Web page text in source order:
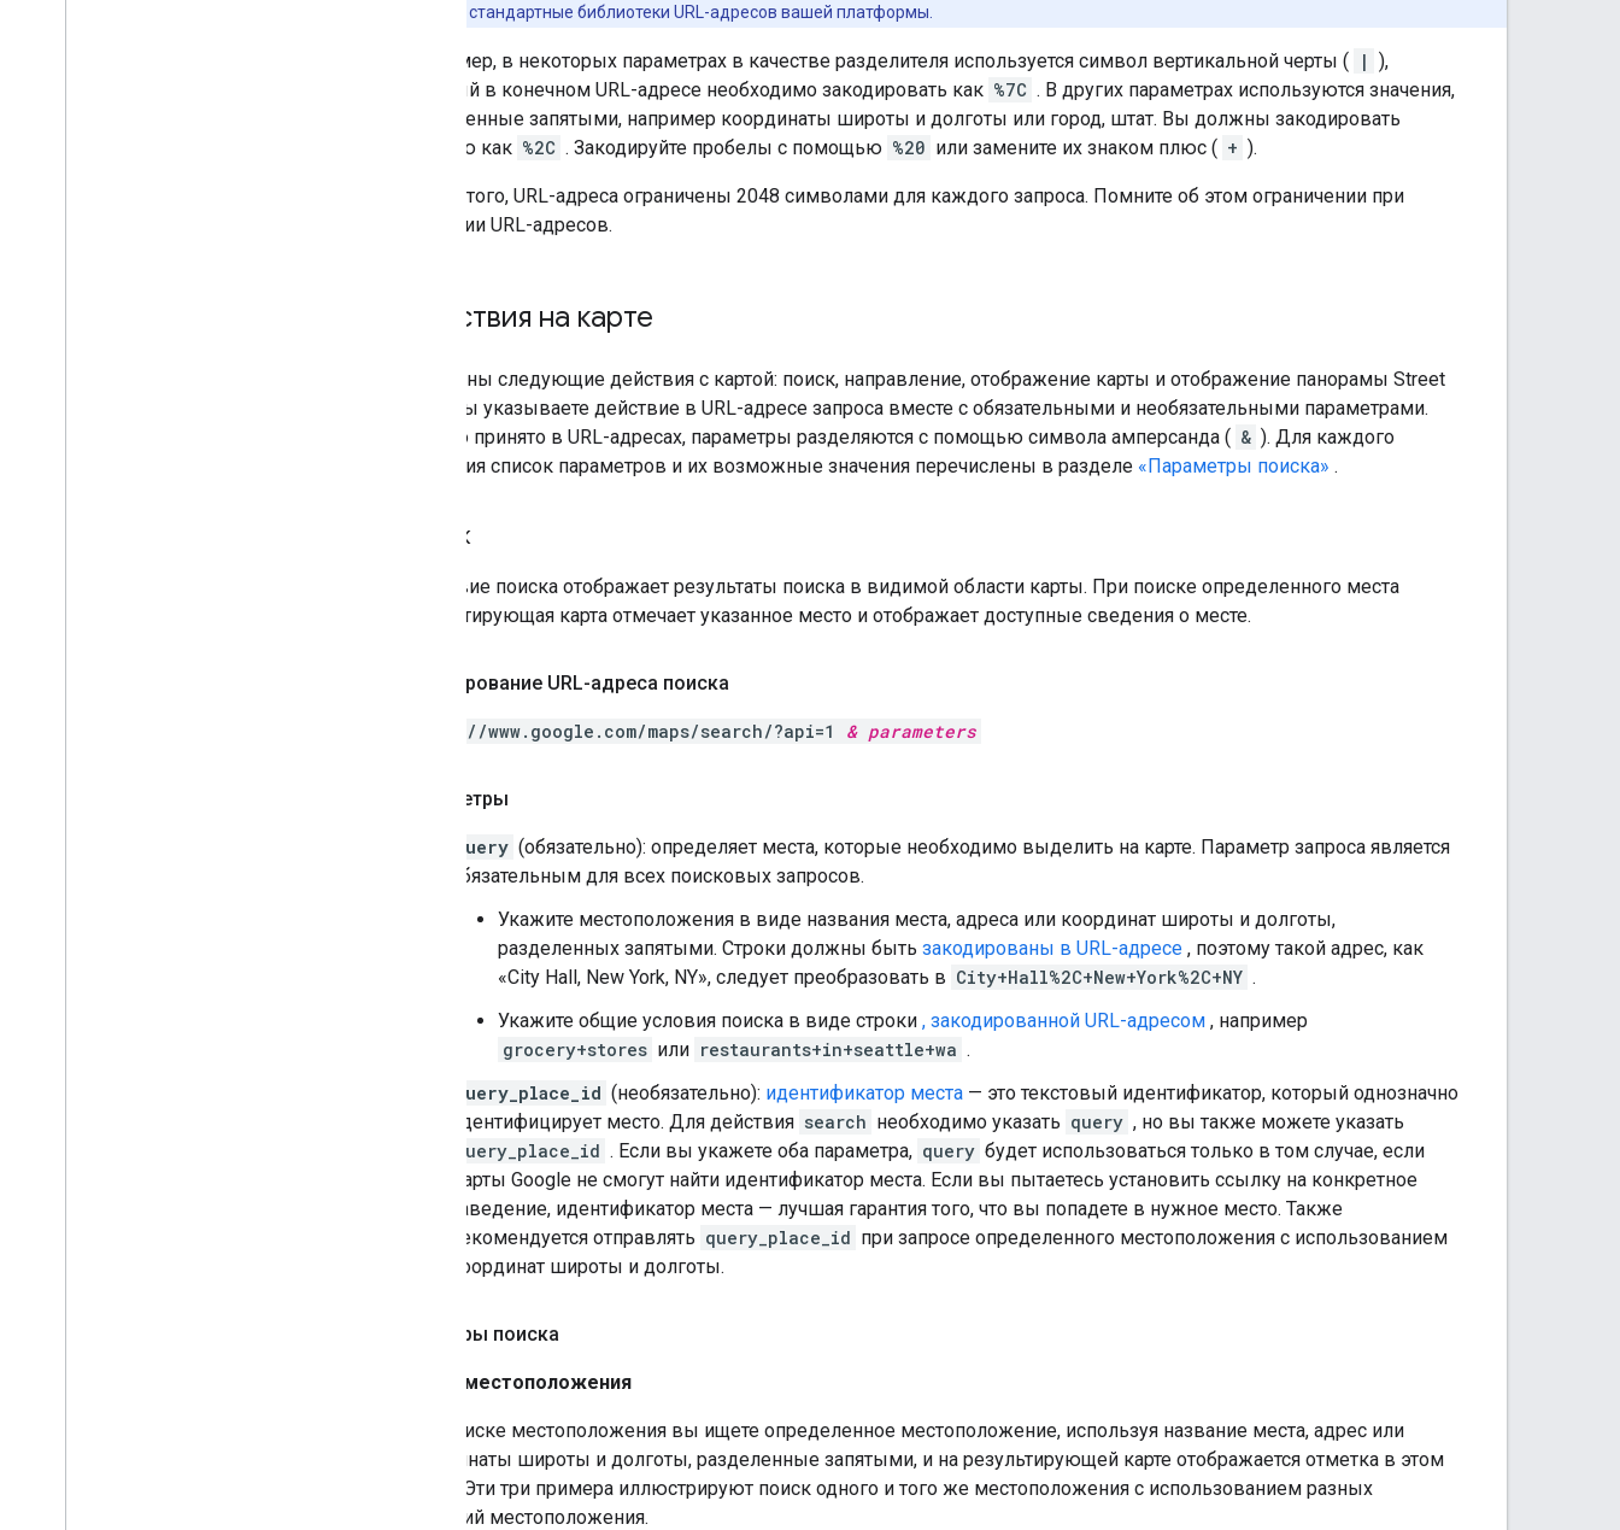
использовать стандартные библиотеки URL-адресов вашей платформы.
Например, в некоторых параметрах в качестве разделителя используется символ вертикальной черты ( | ),
который в конечном URL-адресе необходимо закодировать как %7C . В других параметрах используются значения,
разделенные запятыми, например координаты широты и долготы или город, штат. Вы должны закодировать
запятую как %2C . Закодируйте пробелы с помощью %20 или замените их знаком плюс ( + ).
Кроме того, URL-адреса ограничены 2048 символами для каждого запроса. Помните об этом ограничении при
создании URL-адресов.
Действия на карте
Доступны следующие действия с картой: поиск, направление, отображение карты и отображение панорамы Street
View. Вы указываете действие в URL-адресе запроса вместе с обязательными и необязательными параметрами.
Как это принято в URL-адресах, параметры разделяются с помощью символа амперсанда ( & ). Для каждого
действия список параметров и их возможные значения перечислены в разделе «Параметры поиска» .
Поиск
Действие поиска отображает результаты поиска в видимой области карты. При поиске определенного места
результирующая карта отмечает указанное место и отображает доступные сведения о месте.
Формирование URL-адреса поиска
https://www.google.com/maps/search/?api=1 & parameters
Параметры
query (обязательно): определяет места, которые необходимо выделить на карте. Параметр запроса является
обязательным для всех поисковых запросов.
Укажите местоположения в виде названия места, адреса или координат широты и долготы,
разделенных запятыми. Строки должны быть закодированы в URL-адресе , поэтому такой адрес, как
«City Hall, New York, NY», следует преобразовать в City+Hall%2C+New+York%2C+NY .
Укажите общие условия поиска в виде строки , закодированной URL-адресом , например
grocery+stores или restaurants+in+seattle+wa .
query_place_id (необязательно): идентификатор места — это текстовый идентификатор, который однозначно
идентифицирует место. Для действия search необходимо указать query , но вы также можете указать
query_place_id . Если вы укажете оба параметра, query будет использоваться только в том случае, если
Карты Google не смогут найти идентификатор места. Если вы пытаетесь установить ссылку на конкретное
заведение, идентификатор места — лучшая гарантия того, что вы попадете в нужное место. Также
рекомендуется отправлять query_place_id при запросе определенного местоположения с использованием
координат широты и долготы.
Примеры поиска
Поиск местоположения
При поиске местоположения вы ищете определенное местоположение, используя название места, адрес или
координаты широты и долготы, разделенные запятыми, и на результирующей карте отображается отметка в этом
месте. Эти три примера иллюстрируют поиск одного и того же местоположения с использованием разных
значений местоположения.